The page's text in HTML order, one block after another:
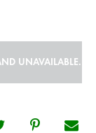
UNAVAILABLE.